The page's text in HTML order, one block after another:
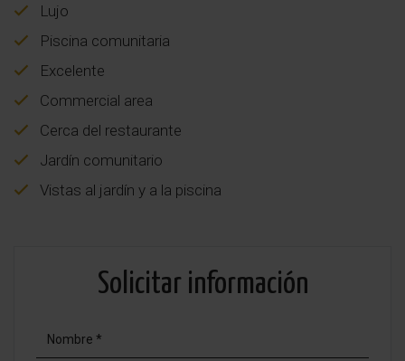
Lujo
Piscina comunitaria
Excelente
Commercial area
Cerca del restaurante
Jardín comunitario
Vistas al jardín y a la piscina
Solicitar información